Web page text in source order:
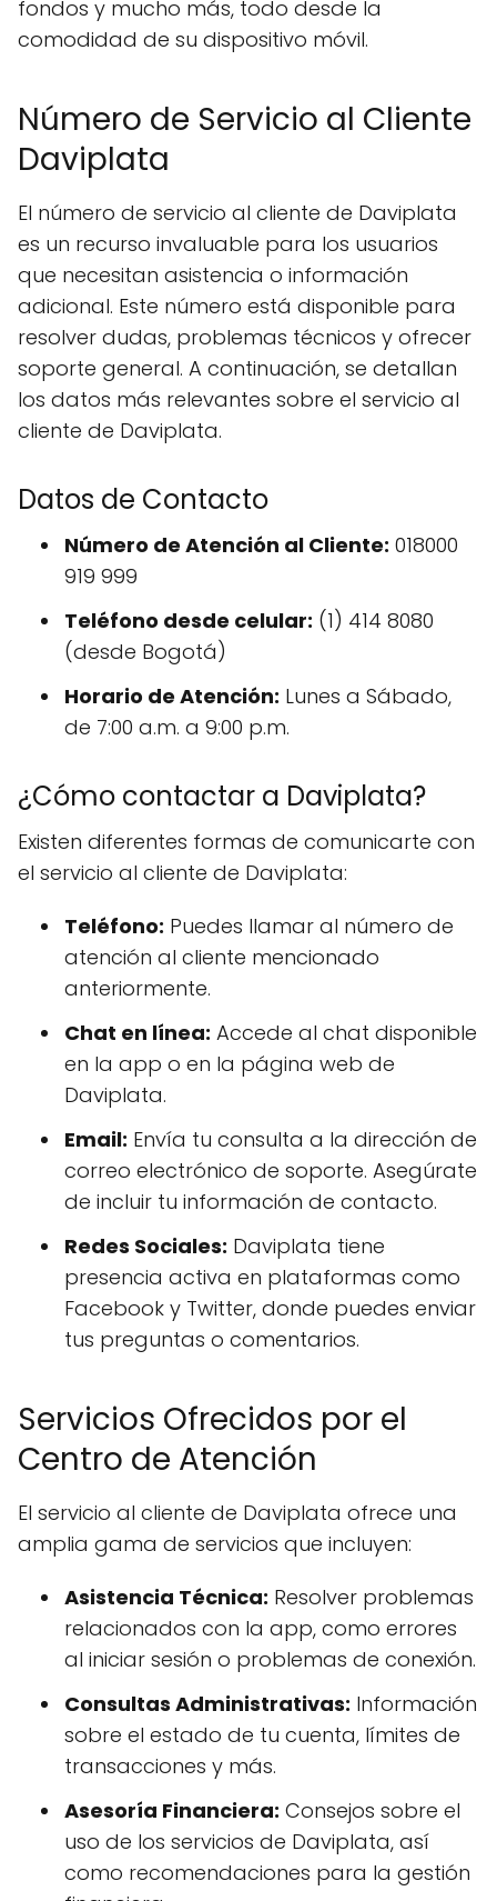
fondos y mucho más, todo desde la
comodidad de su dispositivo móvil.
Número de Servicio al Cliente
Daviplata
El número de servicio al cliente de Daviplata
es un recurso invaluable para los usuarios
que necesitan asistencia o información
adicional. Este número está disponible para
resolver dudas, problemas técnicos y ofrecer
soporte general. A continuación, se detallan
los datos más relevantes sobre el servicio al
cliente de Daviplata.
Datos de Contacto
Número de Atención al Cliente: 018000
919 999
Teléfono desde celular: (1) 414 8080
(desde Bogotá)
Horario de Atención: Lunes a Sábado,
de 7:00 a.m. a 9:00 p.m.
¿Cómo contactar a Daviplata?
Existen diferentes formas de comunicarte con
el servicio al cliente de Daviplata:
Teléfono: Puedes llamar al número de
atención al cliente mencionado
anteriormente.
Chat en línea: Accede al chat disponible
en la app o en la página web de
Daviplata.
Email: Envía tu consulta a la dirección de
correo electrónico de soporte. Asegúrate
de incluir tu información de contacto.
Redes Sociales: Daviplata tiene
presencia activa en plataformas como
Facebook y Twitter, donde puedes enviar
tus preguntas o comentarios.
Servicios Ofrecidos por el
Centro de Atención
El servicio al cliente de Daviplata ofrece una
amplia gama de servicios que incluyen:
Asistencia Técnica: Resolver problemas
relacionados con la app, como errores
al iniciar sesión o problemas de conexión.
Consultas Administrativas: Información
sobre el estado de tu cuenta, límites de
transacciones y más.
Asesoría Financiera: Consejos sobre el
uso de los servicios de Daviplata, así
como recomendaciones para la gestión